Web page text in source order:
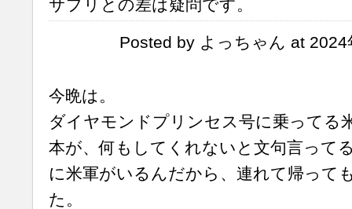
サプリとの差は疑問です。
Posted by よっちゃん at
今晩は。
ダイヤモンドプリンセス号に乗ってる
本が、何もしてくれないと文句言って
に米軍がいるんだから、連れて帰って
た。